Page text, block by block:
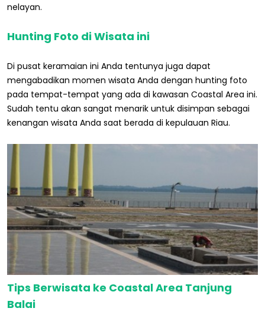
nelayan.
Hunting Foto di Wisata ini
Di pusat keramaian ini Anda tentunya juga dapat
mengabadikan momen wisata Anda dengan hunting foto
pada tempat-tempat yang ada di kawasan Coastal Area ini.
Sudah tentu akan sangat menarik untuk disimpan sebagai
kenangan wisata Anda saat berada di kepulauan Riau.
Tips Berwisata ke Coastal Area Tanjung
Balai